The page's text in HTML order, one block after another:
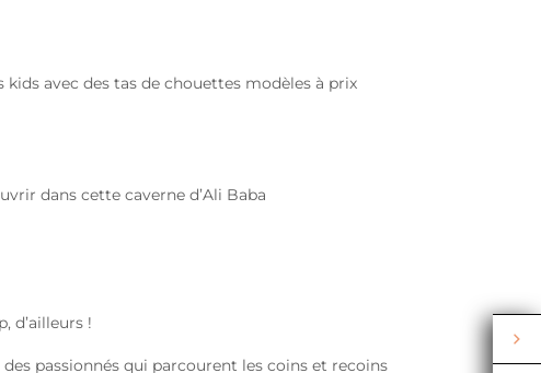
avec des tas de chouettes modèles à prix
dans cette caverne d’Ali Baba
d’ailleurs !
passionnés qui parcourent les coins et recoins